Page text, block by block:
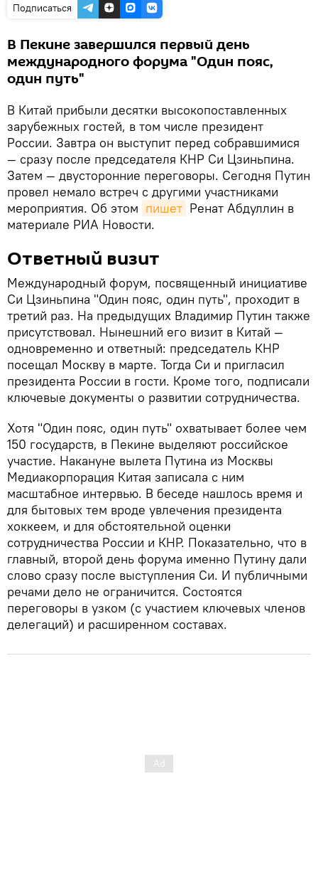
Подписаться
В Пекине завершился первый день
международного форума "Один пояс,
один путь"
В Китай прибыли десятки высокопоставленных
зарубежных гостей, в том числе президент
России. Завтра он выступит перед собравшимися
— сразу после председателя КНР Си Цзиньпина.
Затем — двусторонние переговоры. Сегодня Путин
провел немало встреч с другими участниками
мероприятия. Об этом пишет Ренат Абдуллин в
материале РИА Новости.
Ответный визит
Международный форум, посвященный инициативе
Си Цзиньпина "Один пояс, один путь", проходит в
третий раз. На предыдущих Владимир Путин также
присутствовал. Нынешний его визит в Китай —
одновременно и ответный: председатель КНР
посещал Москву в марте. Тогда Си и пригласил
президента России в гости. Кроме того, подписали
ключевые документы о развитии сотрудничества.
Хотя "Один пояс, один путь" охватывает более чем
150 государств, в Пекине выделяют российское
участие. Накануне вылета Путина из Москвы
Медиакорпорация Китая записала с ним
масштабное интервью. В беседе нашлось время и
для бытовых тем вроде увлечения президента
хоккеем, и для обстоятельной оценки
сотрудничества России и КНР. Показательно, что в
главный, второй день форума именно Путину дали
слово сразу после выступления Си. И публичными
речами дело не ограничится. Состоятся
переговоры в узком (с участием ключевых членов
делегаций) и расширенном составах.